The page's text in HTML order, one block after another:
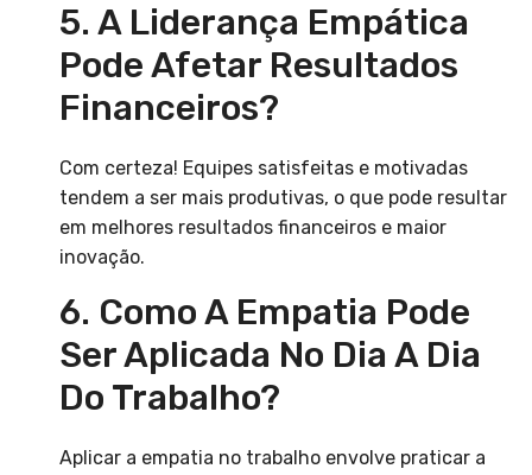
5. A Liderança Empática
Pode Afetar Resultados
Financeiros?
Com certeza! Equipes satisfeitas e motivadas
tendem a ser mais produtivas, o que pode resultar
em melhores resultados financeiros e maior
inovação.
6. Como A Empatia Pode
Ser Aplicada No Dia A Dia
Do Trabalho?
Aplicar a empatia no trabalho envolve praticar a